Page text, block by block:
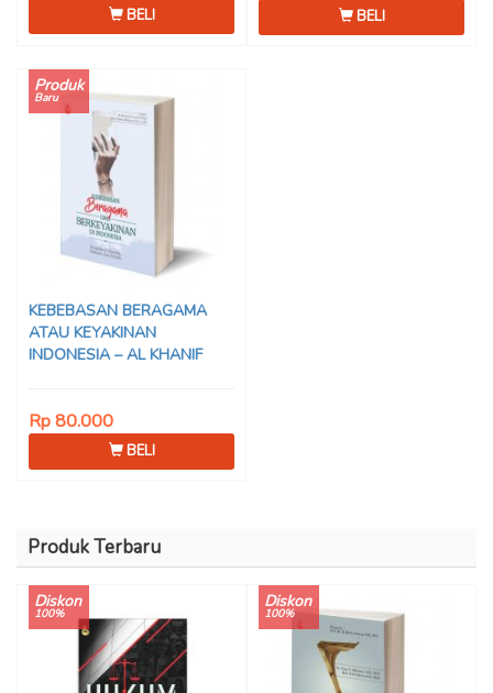
BELI BELI
Produk
Baru
KEBEBASAN BERAGAMA
ATAU KEYAKINAN
INDONESIA – AL KHANIF
Rp 80.000
BELI
Produk Terbaru
Diskon
100%
Diskon
100%